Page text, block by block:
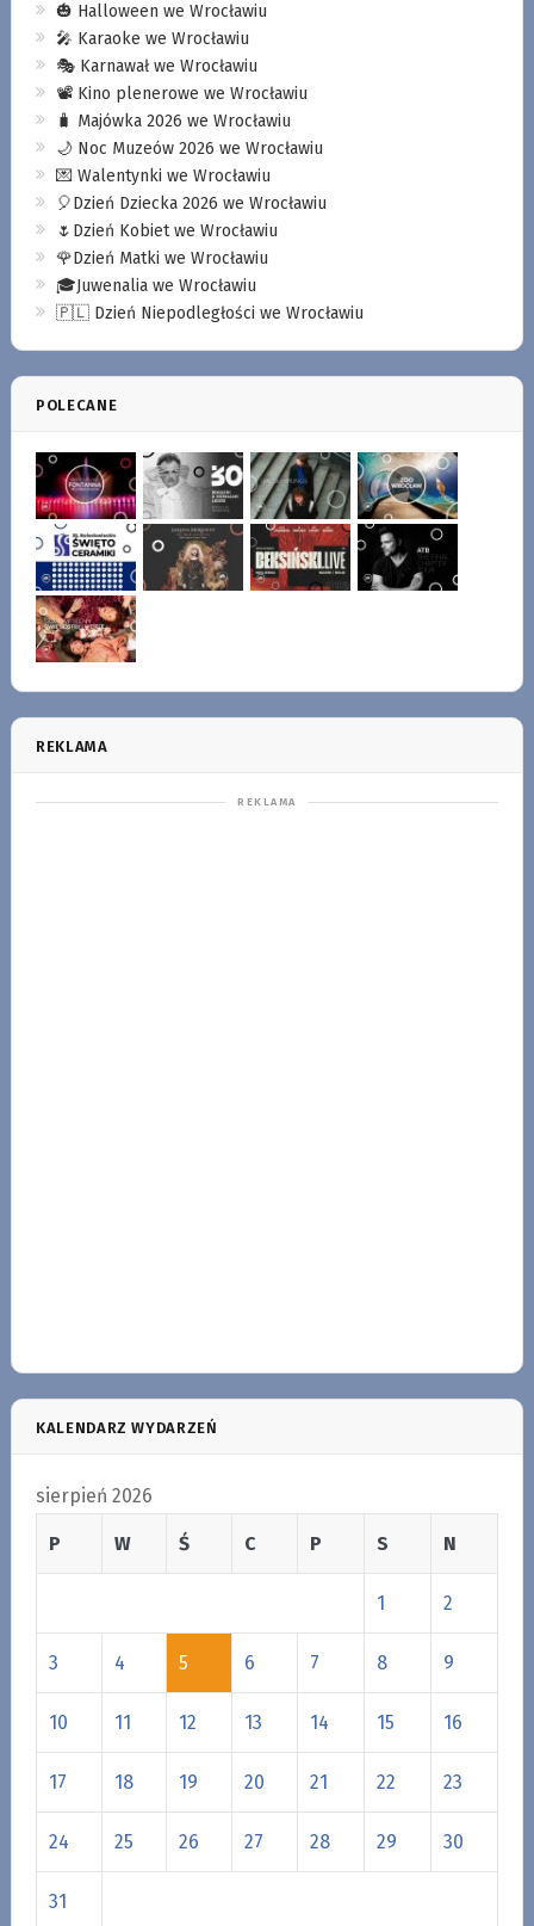
🎃 Halloween we Wrocławiu
🎤 Karaoke we Wrocławiu
🎭 Karnawał we Wrocławiu
📽️ Kino plenerowe we Wrocławiu
🧳 Majówka 2026 we Wrocławiu
🌙 Noc Muzeów 2026 we Wrocławiu
💌 Walentynki we Wrocławiu
🎈Dzień Dziecka 2026 we Wrocławiu
🌷Dzień Kobiet we Wrocławiu
🌹Dzień Matki we Wrocławiu
🎓Juwenalia we Wrocławiu
🇵🇱 Dzień Niepodległości we Wrocławiu
POLECANE
REKLAMA
KALENDARZ WYDARZEŃ
sierpień 2026
P W Ś C P S N
1 2
3 4 5 6 7 8 9
10 11 12 13 14 15 16
17 18 19 20 21 22 23
24 25 26 27 28 29 30
31